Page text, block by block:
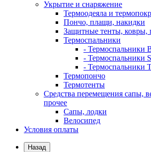
Укрытие и снаряжение
Термоодеяла и
Пончо, плащи, накидки
Защитные тенты, ковры,
Термоспальники
- Термоспальники
- Термоспальники
- Термоспальники
Термопончо
Термотенты
Средства перемещения сапы,
прочее
Сапы, лодки
Велосипед
Условия оплаты
Назад